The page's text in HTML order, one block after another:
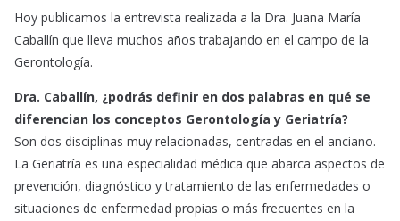
Hoy publicamos la entrevista realizada a la Dra. Juana María
Caballín que lleva muchos años trabajando en el campo de la
Gerontología.
Dra. Caballín, ¿podrás definir en dos palabras en qué se
diferencian los conceptos Gerontología y Geriatría?
Son dos disciplinas muy relacionadas, centradas en el anciano.
La Geriatría es una especialidad médica que abarca aspectos de
prevención, diagnóstico y tratamiento de las enfermedades o
situaciones de enfermedad propias o más frecuentes en la